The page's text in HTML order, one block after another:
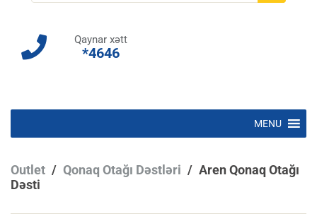
Qaynar xətt
*4646
Skip
content
MENU
Outlet / Qonaq Otağı Dəstləri / Aren Qonaq Otağı
Dəsti